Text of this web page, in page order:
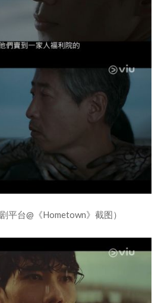
平台@《Hometown》截图）